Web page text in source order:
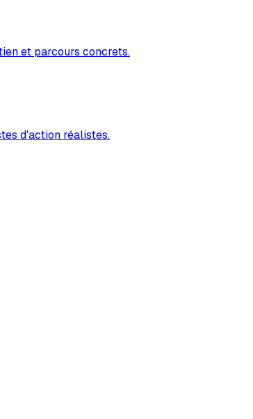
et parcours concrets.
d'action réalistes.